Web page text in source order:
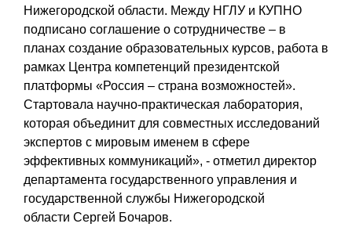
Нижегородской области. Между НГЛУ и КУПНО
подписано соглашение о сотрудничестве – в
планах создание образовательных курсов, работа в
рамках Центра компетенций президентской
платформы «Россия – страна возможностей».
Стартовала научно-практическая лаборатория,
которая объединит для совместных исследований
экспертов с мировым именем в сфере
эффективных коммуникаций», - отметил директор
департамента государственного управления и
государственной службы Нижегородской
области Сергей Бочаров.